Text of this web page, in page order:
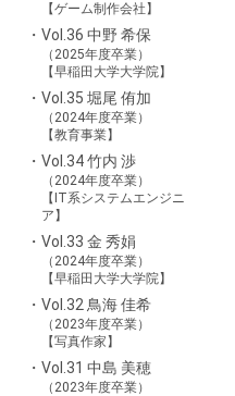
【ゲーム制作会社】
Vol.36 中野 希保
（2025年度卒業）
【早稲田大学大学院】
Vol.35 堀尾 侑加
（2024年度卒業）
【教育事業】
Vol.34 竹内 渉
（2024年度卒業）
【IT系システムエンジニ
ア】
Vol.33 金 秀娟
（2024年度卒業）
【早稲田大学大学院】
Vol.32 鳥海 佳希
（2023年度卒業）
【写真作家】
Vol.31 中島 美穂
（2023年度卒業）